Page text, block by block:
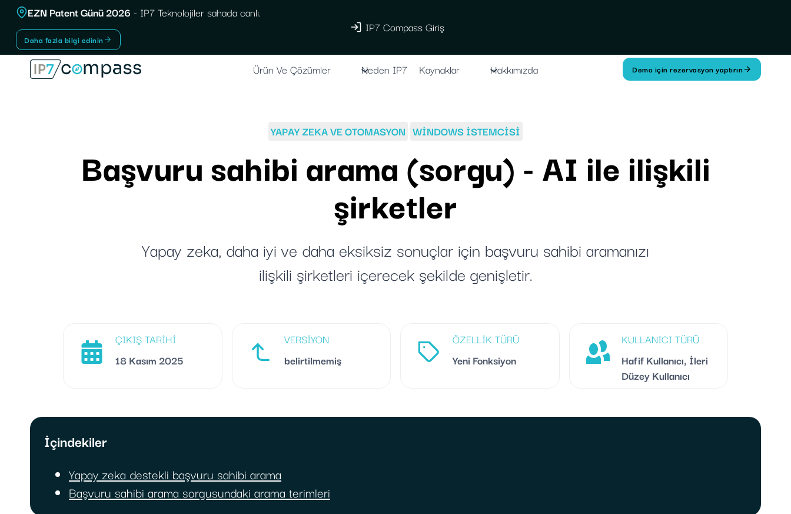
İçeriğe
geç
EZN Patent Günü 2026 - IP7 Teknolojiler sahada canlı.
Daha fazla bilgi edinin
IP7 Compass Giriş
Ürün Ve Çözümler Neden IP7 Kaynaklar Hakkımızda Demo için rezervasyon yaptırın
YAPAY ZEKA VE OTOMASYON WINDOWS ISTEMCISI
Başvuru sahibi arama (sorgu) - AI ile ilişkili
şirketler
Yapay zeka, daha iyi ve daha eksiksiz sonuçlar için başvuru sahibi aramanızı
ilişkili şirketleri içerecek şekilde genişletir.
ÇIKIŞ TARIHI
18 Kasım 2025
VERSIYON
belirtilmemiş
ÖZELLIK TÜRÜ
Yeni Fonksiyon
KULLANICI TÜRÜ
Hafif Kullanıcı, İleri
Düzey Kullanıcı
İçindekiler
Yapay zeka destekli başvuru sahibi arama
Başvuru sahibi arama sorgusundaki arama terimleri